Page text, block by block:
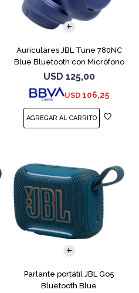
Auriculares JBL Tune 780NC
Blue Bluetooth con Micrófono
USD 125,00
USD 106,25
Parlante portátil JBL Go5
Bluetooth Blue